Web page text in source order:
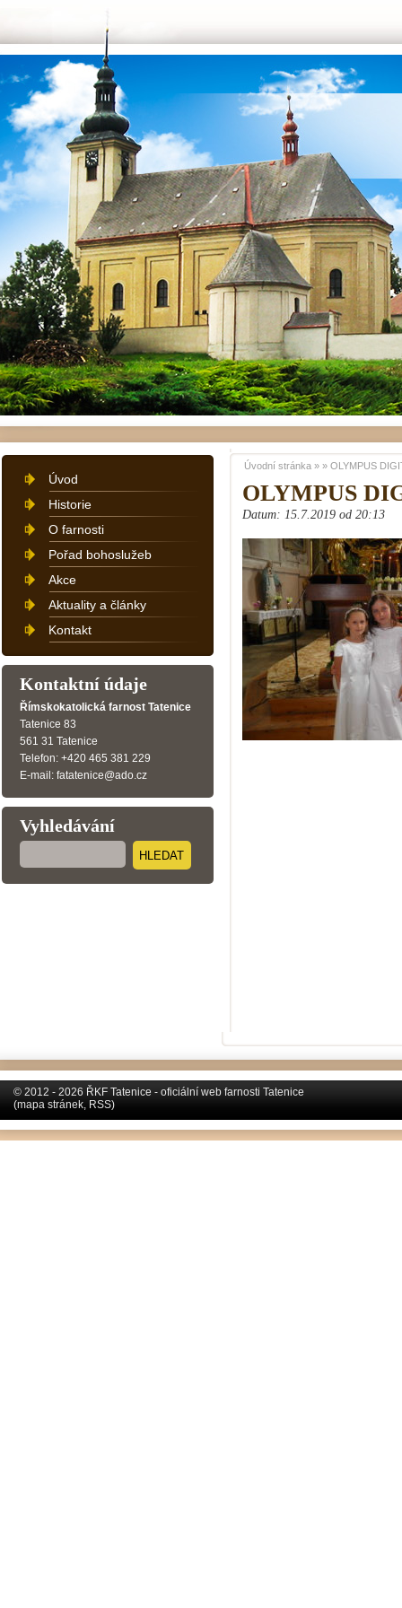
OLYMPUS
Datum: 15.7.2019 od 20:13
Úvodní stránka » » OLYMPUS
Úvod
Historie
O farnosti
Pořad bohoslužeb
Akce
Aktuality a články
Kontakt
Kontaktní údaje
Římskokatolická farnost Tatenice
Tatenice 83
561 31 Tatenice
Telefon: +420 465 381 229
E-mail: fatatenice@ado.cz
Vyhledávání
HLEDAT
© 2012 - 2026 ŘKF Tatenice - oficiální web farnosti Tatenice
(mapa stránek, RSS)